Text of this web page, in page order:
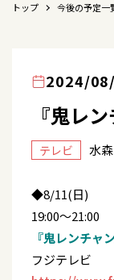
トップ 今後の予定一
2024/
『鬼レ
テレビ 水
◆8/11(日)
19:00〜21:00
『鬼レンチャン
フジテレビ